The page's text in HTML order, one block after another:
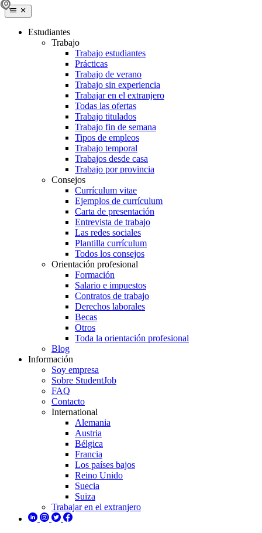
Estudiantes
Trabajo
Trabajo estudiantes
Prácticas
Trabajo de verano
Trabajo sin experiencia
Trabajar en el extranjero
Todas las ofertas
Trabajo titulados
Trabajo fin de semana
Tipos de empleos
Trabajo temporal
Trabajos desde casa
Trabajo por provincia
Consejos
Currículum vitae
Ejemplos de currículum
Carta de presentación
Entrevista de trabajo
Las redes sociales
Plantilla currículum
Todos los consejos
Orientación profesional
Formación
Salario e impuestos
Contratos de trabajo
Derechos laborales
Becas
Otros
Toda la orientación profesional
Blog
Información
Soy empresa
Sobre StudentJob
FAQ
Contacto
International
Alemania
Austria
Bélgica
Francia
Los países bajos
Reino Unido
Suecia
Suiza
Trabajar en el extranjero